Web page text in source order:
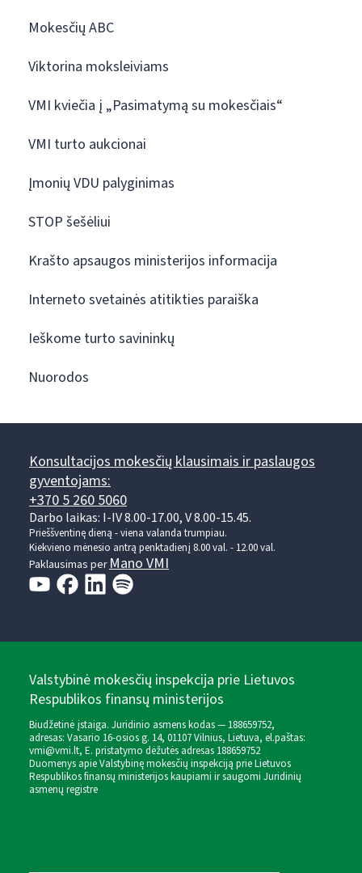
Mokesčių ABC
Viktorina moksleiviams
VMI kviečia į „Pasimatymą su mokesčiais“
VMI turto aukcionai
Įmonių VDU palyginimas
STOP šešėliui
Krašto apsaugos ministerijos informacija
Interneto svetainės atitikties paraiška
Ieškome turto savininkų
Nuorodos
Konsultacijos mokesčių klausimais ir paslaugos
gyventojams:
+370 5 260 5060
Darbo laikas: I-IV 8.00-17.00, V 8.00-15.45.
Prieššventinę dieną - viena valanda trumpiau.
Kiekvieno mėnesio antrą penktadienį 8.00 val. - 12.00 val.
Paklausimas perMano VMI
Valstybinė mokesčių inspekcija prie Lietuvos
Respublikos finansų ministerijos
Biudžetinė įstaiga. Juridinio asmens kodas — 188659752,
adresas: Vasario 16-osios g. 14, 01107 Vilnius, Lietuva, el.paštas:
vmi@vmi.lt, E. pristatymo dėžutės adresas 188659752
Duomenys apie Valstybinę mokesčių inspekciją prie Lietuvos
Respublikos finansų ministerijos kaupiami ir saugomi Juridinių
asmenų registre